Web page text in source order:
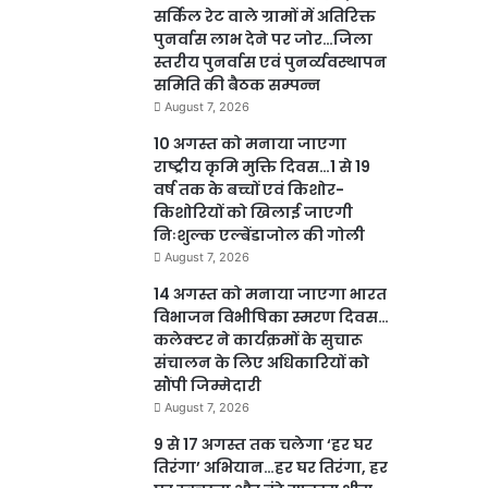
सर्किल रेट वाले ग्रामों में अतिरिक्त
पुनर्वास लाभ देने पर जोर…जिला
स्तरीय पुनर्वास एवं पुनर्व्यवस्थापन
समिति की बैठक सम्पन्न
August 7, 2026
10 अगस्त को मनाया जाएगा
राष्ट्रीय कृमि मुक्ति दिवस…1 से 19
वर्ष तक के बच्चों एवं किशोर-
किशोरियों को खिलाई जाएगी
निःशुल्क एल्बेंडाजोल की गोली
August 7, 2026
14 अगस्त को मनाया जाएगा भारत
विभाजन विभीषिका स्मरण दिवस…
कलेक्टर ने कार्यक्रमों के सुचारू
संचालन के लिए अधिकारियों को
सौंपी जिम्मेदारी
August 7, 2026
9 से 17 अगस्त तक चलेगा ‘हर घर
तिरंगा’ अभियान…हर घर तिरंगा, हर